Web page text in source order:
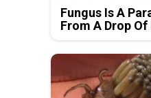
Fungus Is A
From A Drop Of